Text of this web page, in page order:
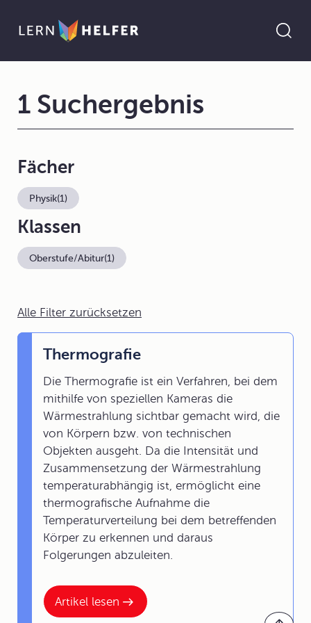
Alle Filter zurücksetzen
Artikel lesen
Thermografie
Die Thermografie ist ein Verfahren, bei dem
mithilfe von speziellen Kameras die
Wärmestrahlung sichtbar gemacht wird, die
von Körpern bzw. von technischen
Objekten ausgeht. Da die Intensität und
Zusammensetzung der Wärmestrahlung
temperaturabhängig ist, ermöglicht eine
thermografische Aufnahme die
Temperaturverteilung bei dem betreffenden
Körper zu erkennen und daraus
Folgerungen abzuleiten.
1 Suchergebnis
Fächer
Physik(1)
Klassen
Oberstufe/Abitur(1)